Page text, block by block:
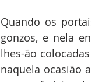
Quando os
gonzos, e nela
lhes-ão
naquela ocasião